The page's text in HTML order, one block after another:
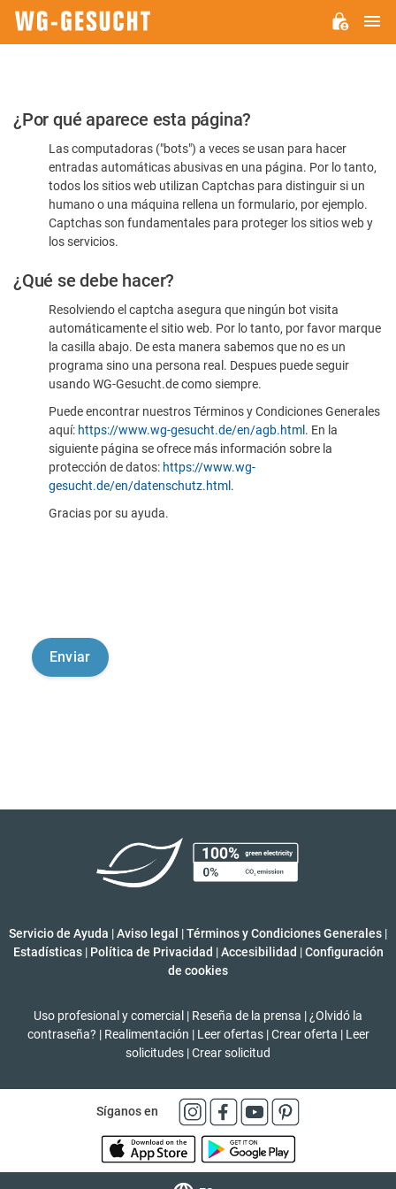
Por
favor,
confirme
humano
¿Por qué aparece esta página?
Las computadoras ("bots") a veces se usan para hacer
entradas automáticas abusivas en una página. Por lo tanto,
todos los sitios web utilizan Captchas para distinguir si un
humano o una máquina rellena un formulario, por ejemplo.
Captchas son fundamentales para proteger los sitios web y
los servicios.
¿Qué se debe hacer?
Resolviendo el captcha asegura que ningún bot visita
automáticamente el sitio web. Por lo tanto, por favor marque
la casilla abajo. De esta manera sabemos que no es un
programa sino una persona real. Despues puede seguir
usando WG-Gesucht.de como siempre.
Puede encontrar nuestros Términos y Condiciones Generales
aquí: https://www.wg-gesucht.de/en/agb.html . En la
siguiente página se ofrece más información sobre la
protección de datos: https://www.wg-
gesucht.de/en/datenschutz.html .
Gracias por su ayuda.
Servicio de Ayuda |Aviso legal |Términos y Condiciones Generales |
Estadísticas | Política de Privacidad | Accesibilidad | Configuración
de cookies
Uso profesional y comercial | Reseña de la prensa | ¿Olvidó la
contraseña? | Realimentación | Leer ofertas | Crear oferta | Leer
solicitudes |Crear solicitud
Síganos en